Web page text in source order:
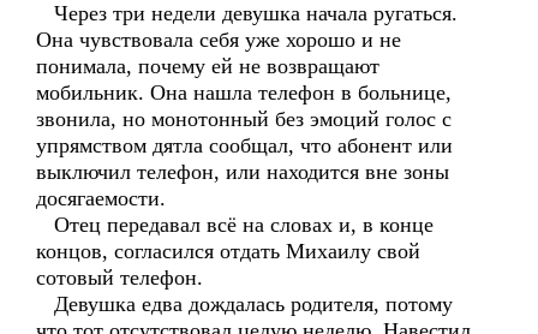
Через три недели девушка начала ругаться.
Она чувствовала себя уже хорошо и не
понимала, почему ей не возвращают
мобильник. Она нашла телефон в больнице,
звонила, но монотонный без эмоций голос с
упрямством дятла сообщал, что абонент или
выключил телефон, или находится вне зоны
досягаемости.
Отец передавал всё на словах и, в конце
концов, согласился отдать Михаилу свой
сотовый телефон.
Девушка едва дождалась родителя, потому